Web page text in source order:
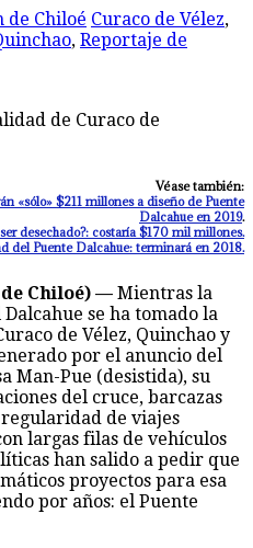
de Chiloé Curaco de Vélez,
, Reportaje de
de Curaco de
Véase también:
«sólo» $211 millones a diseño de Puente
Dalcahue en 2019.
desechado?: costaría $170 mil millones.
del Puente Dalcahue: terminará en 2018.
de Chiloé) — Mientras la
se ha tomado la
de Vélez, Quinchao y
por el anuncio del
Man-Pue (desistida), su
del cruce, barcazas
de viajes
largas filas de vehículos
han salido a pedir que
proyectos para esa
por años: el Puente